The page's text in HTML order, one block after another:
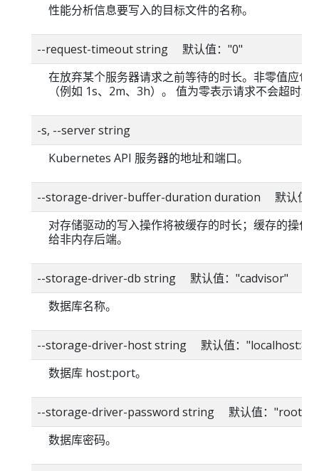
性能分析信息要写入的目标文件的名称。
--request-timeout string 默认值："0"
在放弃某个服务器请求之前等待的时长。非零值应包
（例如 1s、2m、3h）。 值为零表示请求不会超时。
-s, --server string
Kubernetes API 服务器的地址和端口。
--storage-driver-buffer-duration duration 默认值
对存储驱动的写入操作将被缓存的时长；缓存的操作
给非内存后端。
--storage-driver-db string 默认值："cadvisor"
数据库名称。
--storage-driver-host string 默认值：
数据库 host:port。
--storage-driver-password string 默认值："root"
数据库密码。